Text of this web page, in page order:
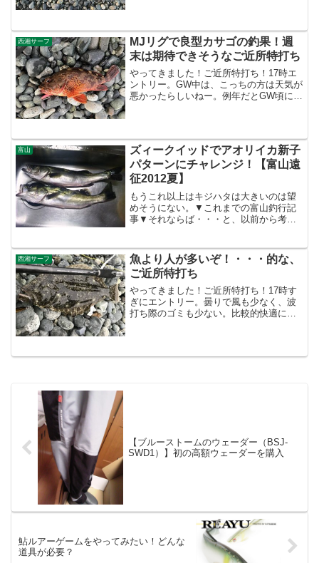
はない。岸際から２００...
西湘サーフ
MJリグで良型カサゴの釣果！週
末は期待できそうなご近所特打ち
やってきました！ご近所特打ち！17時エ
ントリー。GW中は、こっちの方は天気が
悪かったらしいねー。例年だとGW頃にカ
だけど、イマイチ感...
富山
ズィークイッドでアオリイカ新子
パターンにチャレンジ！【富山遠
征2012夏】
もうこれ以上はキジハタは大きいのは望
めそうにない。▼これまでの富山釣行記
事▼それならば・・・と、以前から考え
ン。 今の時期なら、そのパターンがあ
ってもおかしくないかな～と思...
西湘サーフ
魚より人が多いぞ！・・・的な、
ご近所特打ち
やってきました！ご近所特打ち！17時す
ぎにエントリー。曇りで風も少なく、波
打ち際のゴミも少ない。比較的快適に釣
掛かり地帯のところは避...
【ブルーストームのウェーダー（BSJ-
SWD1）】初の高額ウェーダーを購入
鮎ルアーゲームをやってみたい！どんな
道具が必要？